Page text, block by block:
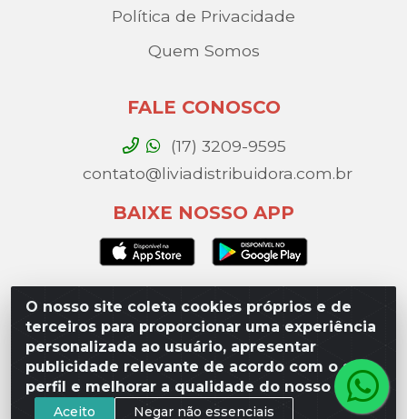
O nosso site coleta cookies próprios e de
terceiros para proporcionar uma experiência
personalizada ao usuário, apresentar
publicidade relevante de acordo com o seu
perfil e melhorar a qualidade do nosso site.
Aceito Negar não essenciais
Política de Privacidade
Quem Somos
FALE CONOSCO
(17) 3209-9595
contato@liviadistribuidora.com.br
BAIXE NOSSO APP
Lívia Distribuidora - Av. Percy Gandini, 329 – Vila
Toninho, São José do Rio Preto / SP - CEP 15077-
000 - CNPJ 49.975.923/0003-10